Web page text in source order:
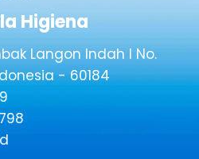
Higiena
Langon Indah I No.
- 60184